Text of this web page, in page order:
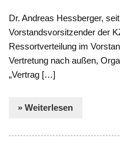
Dr. Andreas Hessberger,
Vorstandsvorsitzender der
Ressortverteilung im
Vertretung nach außen,
„Vertrag […]
» Weiterlesen